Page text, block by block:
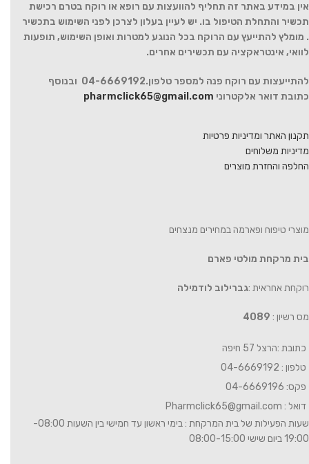
אין במידע באתר זה תחליף להוועצות עם רופא או רוקח בטרם רכישת
תכשיר והתחלת הטיפול בו. יש לעיין בעלון לצרכן לפני השימוש בתכשיר
. מומלץ להתייעץ עם הרוקח בכל הנוגע למטרות ואופן השימוש, תופעות
לוואי, אינטראקציה עם תכשירים אחרים.
להתייעצות עם רוקח פנה למספר טלפון.04-6669192 ובנוסף
כתובת דואר אלקטרוני pharmclick65@gmail.com
תקנון האתר ומדיניות פרטיות
מדיניות משלוחים
החלפה והחזרת מוצרים
מוצרי טיפוח ופארמה במחירים מנצחים
בית מרקחת מולטי פארם
רוקחת אחראית :גברילוב לודמילה
מס רשיון : 4089
כתובת :הרצל 57 חיפה
טלפון : 04-6669192
פקס: 04-6669196
דואל : Pharmclick65@gmail.com
שעות הפעילות של בית המרקחת : בימי ראשון עד חמישי בין השעות 08:00-
19:00 ביום שישי 08:00-15:00